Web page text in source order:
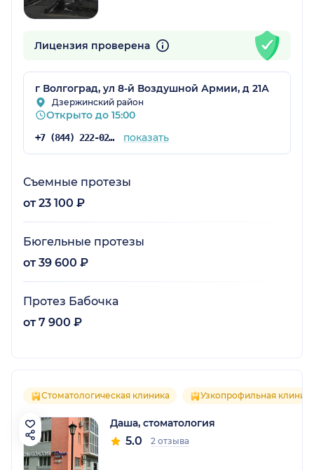
Лицензия проверена
г Волгоград, ул 8-й Воздушной Армии, д 21А
Дзержинский район
Открыто до 15:00
+7 (844) 222-02-20 показать
Съемные протезы
от 23 100 ₽
Бюгельные протезы
от 39 600 ₽
Протез Бабочка
от 7 900 ₽
Стоматологическая клиника Узкопрофильная
Даша, стоматология
5.0 2 отзыва